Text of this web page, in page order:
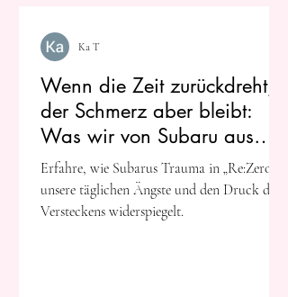
Wenn die Zeit zurückdreht,
der Schmerz aber bleibt:
Was wir von Subaru aus
„Re:Zero“ über psychische
Lasten lernen können
Erfahre, wie Subarus Trauma in „Re:Zero“
unsere täglichen Ängste und den Druck des
Versteckens widerspiegelt.
Ka T